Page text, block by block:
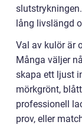
lång livslängd
Val av kulör är
Många väljer
skapa ett ljust
mörkgrönt,
professionell
prov, eller